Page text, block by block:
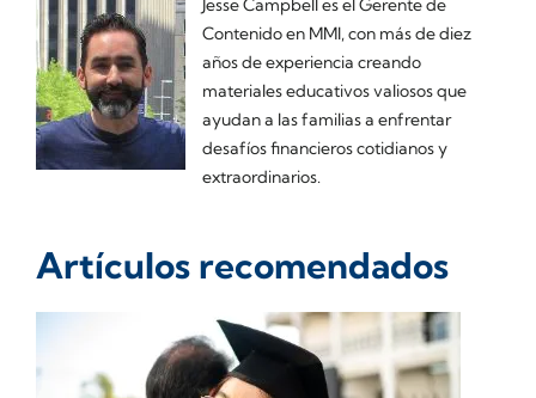
Jesse Campbell es el Gerente de
Contenido en MMI, con más de diez
años de experiencia creando
materiales educativos valiosos que
ayudan a las familias a enfrentar
desafíos financieros cotidianos y
extraordinarios.
Artículos recomendados